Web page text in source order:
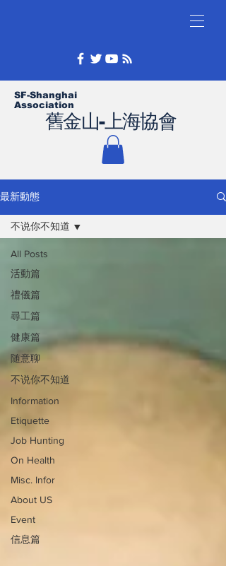
舊金山-上海協會
SF-Shanghai
Association
最新動態
All Posts
活動篇
禮儀篇
尋工篇
健康篇
随意聊
不说你不知道
Information
Etiquette
Job Hunting
On Health
Misc. Infor
About US
Event
信息篇
不说你不知道